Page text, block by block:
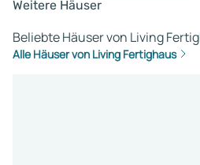
Weitere Häuser
Beliebte Häuser von Living
Alle Häuser von Living Fertighaus